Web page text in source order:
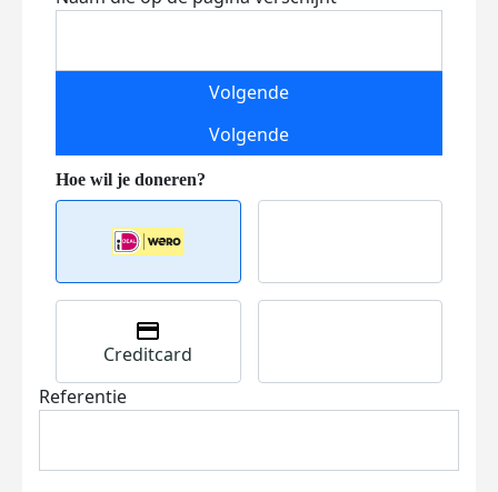
Volgende
Volgende
Creditcard
Referentie